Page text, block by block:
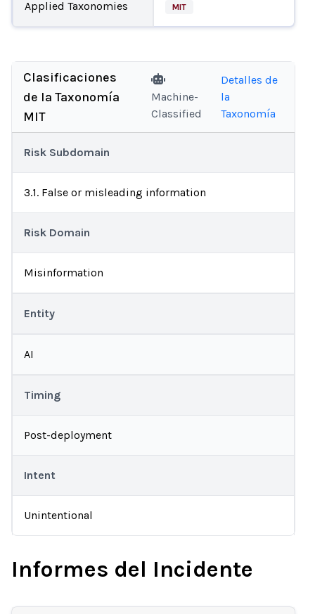
Applied Taxonomies MIT
Clasificaciones
de la Taxonomía
MIT
Machine-
Classified
Detalles de
la
Taxonomía
Risk Subdomain
3.1. False or misleading information
Risk Domain
Misinformation
Entity
AI
Timing
Post-deployment
Intent
Unintentional
Informes del Incidente